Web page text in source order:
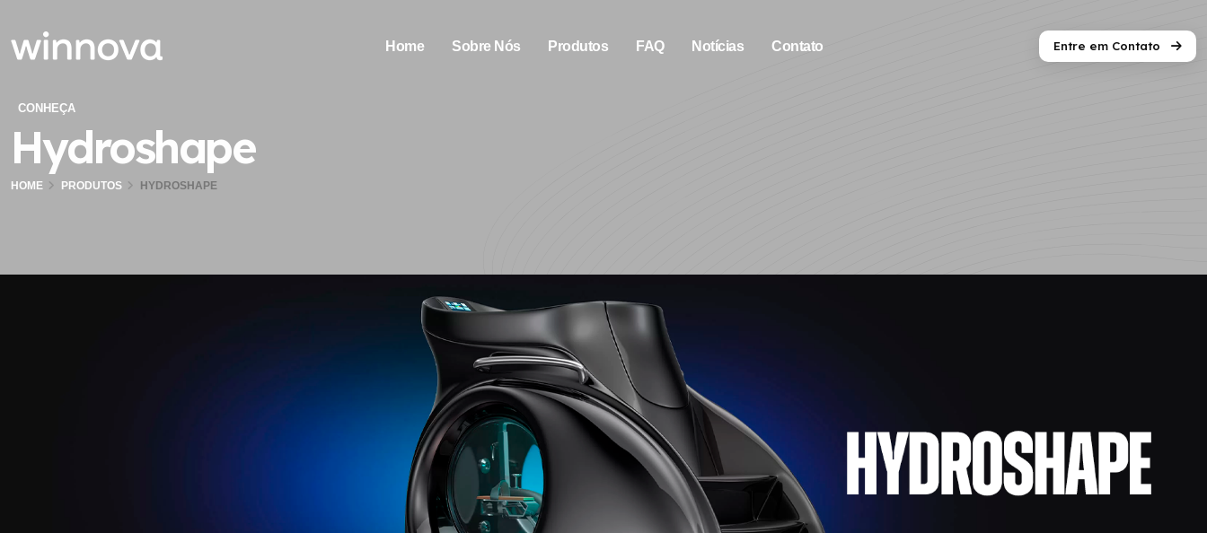
Home Sobre Nós Produtos FAQ Notícias Contato Entre em Contato
CONHEÇA
Hydroshape
HOME PRODUTOS HYDROSHAPE